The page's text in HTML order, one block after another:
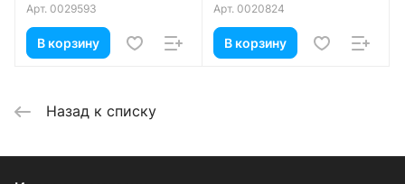
Арт. 0029593
В корзину
Арт. 0020824
В корзину
Назад к списку